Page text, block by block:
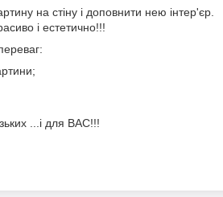
на стіну і доповнити нею інтер'єр.
і естетично!!!
...і для ВАС!!!